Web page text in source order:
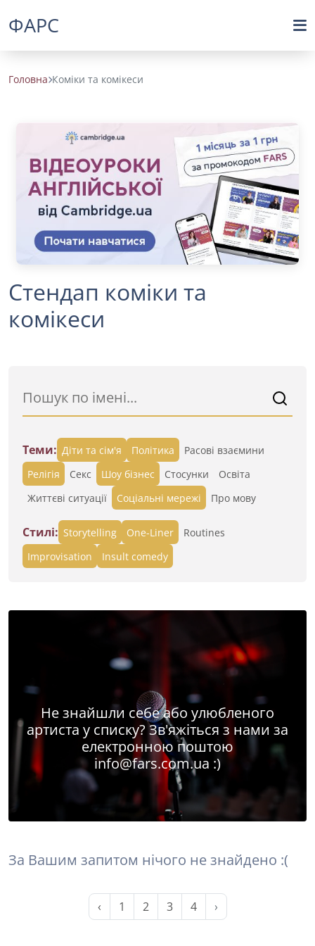
ФАРС
Головна Коміки та комікеси
Стендап коміки та
комікеси
Теми: Діти та сім'я Політика
Расові взаємини
Релігія
Секс Шоу бізнес Стосунки
Освіта
Життєві ситуації
Cоціальні мережі Про мову
Стилі: Storytelling One-Liner
Routines
Improvisation
Insult comedy
Не знайшли себе або улюбленого
артиста у списку? Зв'яжіться з нами за
електронною поштою
info@fars.com.ua :)
За Вашим запитом нічого не знайдено :(
‹ 1 2 3 4 ›